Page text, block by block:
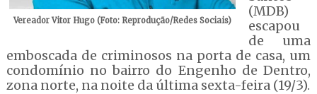
Vereador Vitor Hugo (Foto: Reprodução/Redes Sociais)
(MDB)
escapou
de uma
emboscada de criminosos na porta de casa, um
condomínio no bairro do Engenho de Dentro,
zona norte, na noite da última sexta-feira (19/3).